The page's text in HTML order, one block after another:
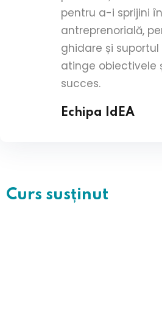
pentru a-i sprijini
antreprenorială,
ghidare și
atinge obiectivele
succes.
Echipa IdEA
Curs susținut